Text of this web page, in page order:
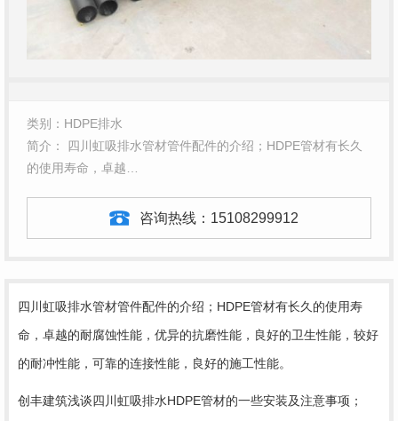
类别：HDPE排水
简介： 四川虹吸排水管材管件配件的介绍；HDPE管材有长久
的使用寿命，卓越…
咨询热线： 15108299912
四川虹吸排水管材管件配件的介绍；HDPE管材有长久的使用寿
命，卓越的耐腐蚀性能，优异的抗磨性能，良好的卫生性能，较好
的耐冲性能，可靠的连接性能，良好的施工性能。
创丰建筑浅谈四川虹吸排水HDPE管材的一些安装及注意事项；